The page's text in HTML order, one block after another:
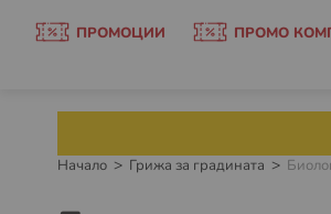
ПРОМОЦИИ ПРОМО
Начало Грижа за градината